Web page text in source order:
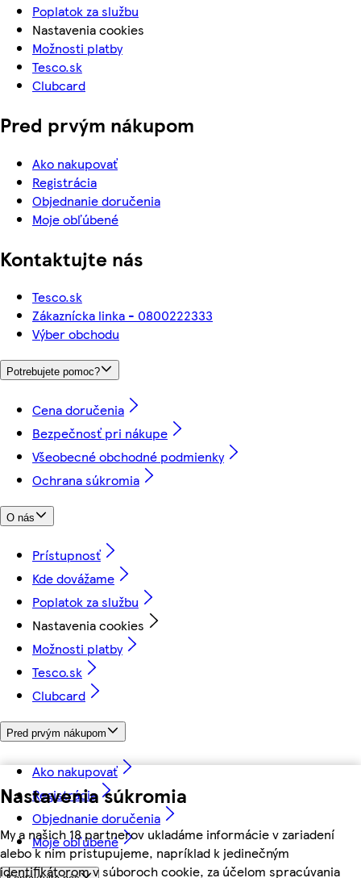
Nastavenia súkromia
My a našich 18 partnerov ukladáme informácie v zariadení
alebo k nim pristupujeme, napríklad k jedinečným
identifikátorom v súboroch cookie, za účelom spracúvania
Poplatok za službu
Nastavenia cookies
Možnosti platby
Tesco.sk
Clubcard
Pred prvým nákupom
Ako nakupovať
Registrácia
Objednanie doručenia
Moje obľúbené
Kontaktujte nás
Tesco.sk
Zákaznícka linka - 0800222333
Výber obchodu
Potrebujete pomoc?
Cena doručenia
Bezpečnosť pri nákupe
Všeobecné obchodné podmienky
Ochrana súkromia
O nás
Prístupnosť
Kde dovážame
Poplatok za službu
Nastavenia cookies
Možnosti platby
Tesco.sk
Clubcard
Pred prvým nákupom
Ako nakupovať
Registrácia
Objednanie doručenia
Moje obľúbené